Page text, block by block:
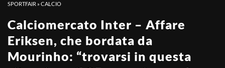
SPORTFAIR »CALCIO
Calciomercato Inter – Affare
Eriksen, che bordata da
Mourinho: “trovarsi in questa